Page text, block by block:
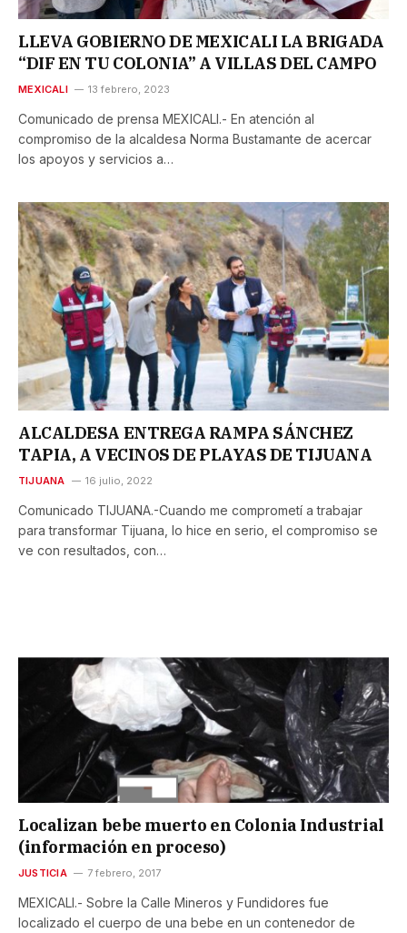
LLEVA GOBIERNO DE MEXICALI LA BRIGADA
“DIF EN TU COLONIA” A VILLAS DEL CAMPO
MEXICALI 13 febrero, 2023
Comunicado de prensa MEXICALI.- En atención al
compromiso de la alcaldesa Norma Bustamante de acercar
los apoyos y servicios a…
ALCALDESA ENTREGA RAMPA SÁNCHEZ
TAPIA, A VECINOS DE PLAYAS DE TIJUANA
TIJUANA 16 julio, 2022
Comunicado TIJUANA.-Cuando me comprometí a trabajar
para transformar Tijuana, lo hice en serio, el compromiso se
ve con resultados, con…
Localizan bebe muerto en Colonia Industrial
(información en proceso)
JUSTICIA 7 febrero, 2017
MEXICALI.- Sobre la Calle Mineros y Fundidores fue
localizado el cuerpo de una bebe en un contenedor de